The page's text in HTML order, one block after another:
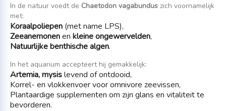
In de natuur voedt de Chaetodon vagabundus zich voornamelijk
met:
Koraalpoliepen (met name LPS),
Zeeanemonenen kleine ongewervelden,
Natuurlijke benthische algen.
In het aquarium accepteert hij gemakkelijk:
Artemia, mysislevend of ontdooid,
Korrel- en vlokkenvoer voor omnivore zeevissen,
Plantaardige supplementen om zijn glans en vitaliteit te
bevorderen.